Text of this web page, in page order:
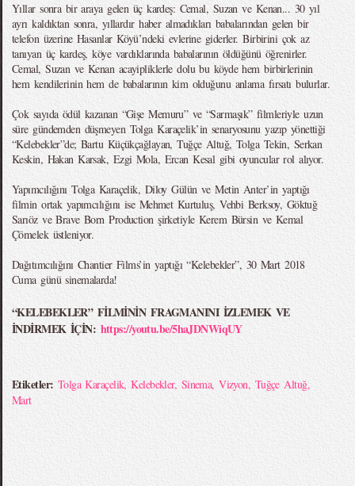
Yıllar sonra bir araya gelen üç kardeş: Cemal, Suzan ve Kenan... 30 yıl
ayrı kaldıktan sonra, yıllardır haber almadıkları babalarından gelen bir
telefon üzerine Hasanlar Köyü’ndeki evlerine giderler. Birbirini çok az
tanıyan üç kardeş, köye vardıklarında babalarının öldüğünü öğrenirler.
Cemal, Suzan ve Kenan acayipliklerle dolu bu köyde hem birbirlerinin
hem kendilerinin hem de babalarının kim olduğunu anlama fırsatı bulurlar.
Çok sayıda ödül kazanan “Gişe Memuru” ve “Sarmaşık” filmleriyle uzun
süre gündemden düşmeyen Tolga Karaçelik’in senaryosunu yazıp yönettiği
“Kelebekler”de; Bartu Küçükçağlayan, Tuğçe Altuğ, Tolga Tekin, Serkan
Keskin, Hakan Karsak, Ezgi Mola, Ercan Kesal gibi oyuncular rol alıyor.
Yapımcılığını Tolga Karaçelik, Diloy Gülün ve Metin Anter’in yaptığı
filmin ortak yapımcılığını ise Mehmet Kurtuluş, Vehbi Berksoy, Göktuğ
Sarıöz ve Brave Born Production şirketiyle Kerem Bürsin ve Kemal
Çömelek üstleniyor.
Dağıtımcılığını Chantier Films’in yaptığı “Kelebekler”, 30 Mart 2018
Cuma günü sinemalarda!
“KELEBEKLER” FİLMİNİN FRAGMANINI İZLEMEK VE
İNDİRMEK İÇİN: https://youtu.be/5haJDNWiqUY
Etiketler: Tolga Karaçelik,Kelebekler, Sinema,Vizyon, Tuğçe Altuğ,
Mart